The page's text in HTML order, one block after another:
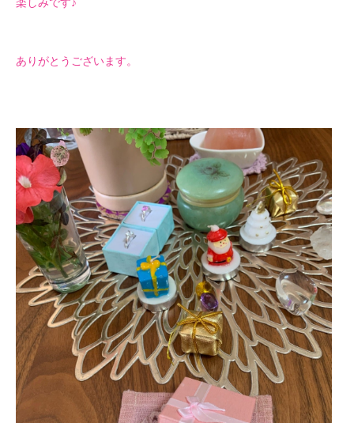
楽しみです♪
ありがとうございます。